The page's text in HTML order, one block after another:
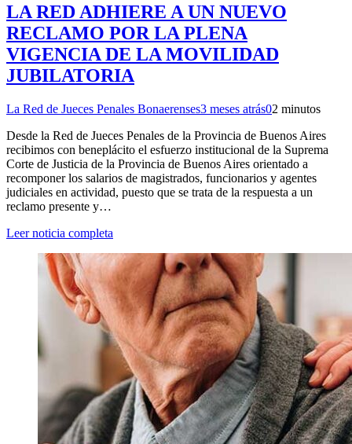
LA RED ADHIERE A UN NUEVO
RECLAMO POR LA PLENA
VIGENCIA DE LA MOVILIDAD
JUBILATORIA
La Red de Jueces Penales Bonaerenses3 meses atrás02 minutos
Desde la Red de Jueces Penales de la Provincia de Buenos Aires
recibimos con beneplácito el esfuerzo institucional de la Suprema
Corte de Justicia de la Provincia de Buenos Aires orientado a
recomponer los salarios de magistrados, funcionarios y agentes
judiciales en actividad, puesto que se trata de la respuesta a un
reclamo presente y…
Leer noticia completa